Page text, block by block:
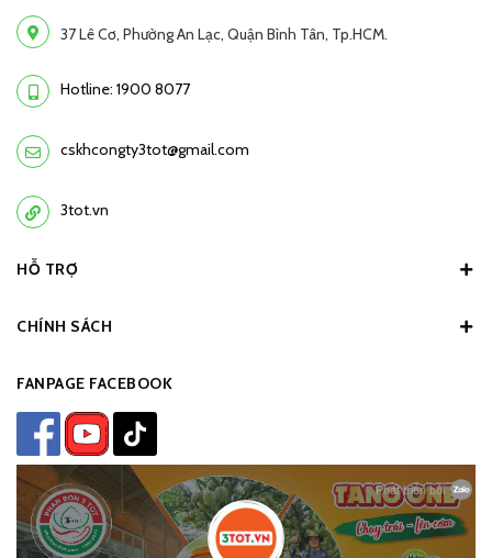
37 Lê Cơ, Phường An Lạc, Quận Bình Tân, Tp.HCM.
Hotline: 1900 8077
cskhcongty3tot@gmail.com
3tot.vn
HỖ TRỢ
CHÍNH SÁCH
FANPAGE FACEBOOK